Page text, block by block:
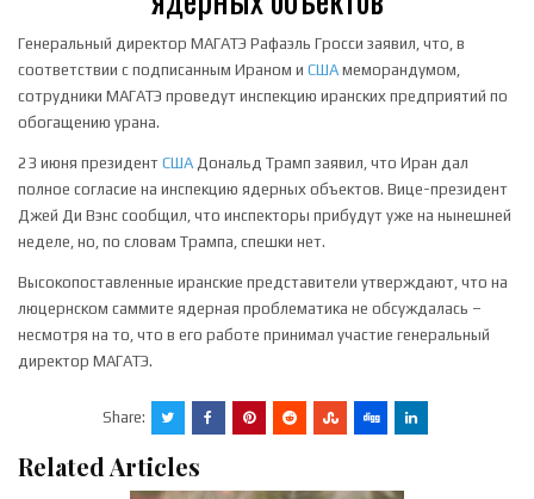
Генеральный директор МАГАТЭ Рафаэль Гросси заявил, что, в
соответствии с подписанным Ираном и США меморандумом,
сотрудники МАГАТЭ проведут инспекцию иранских предприятий по
обогащению урана.
23 июня президент США Дональд Трамп заявил, что Иран дал
полное согласие на инспекцию ядерных объектов. Вице-президент
Джей Ди Вэнс сообщил, что инспекторы прибудут уже на нынешней
неделе, но, по словам Трампа, спешки нет.
Высокопоставленные иранские представители утверждают, что на
люцернском саммите ядерная проблематика не обсуждалась –
несмотря на то, что в его работе принимал участие генеральный
директор МАГАТЭ.
Share:
Related Articles